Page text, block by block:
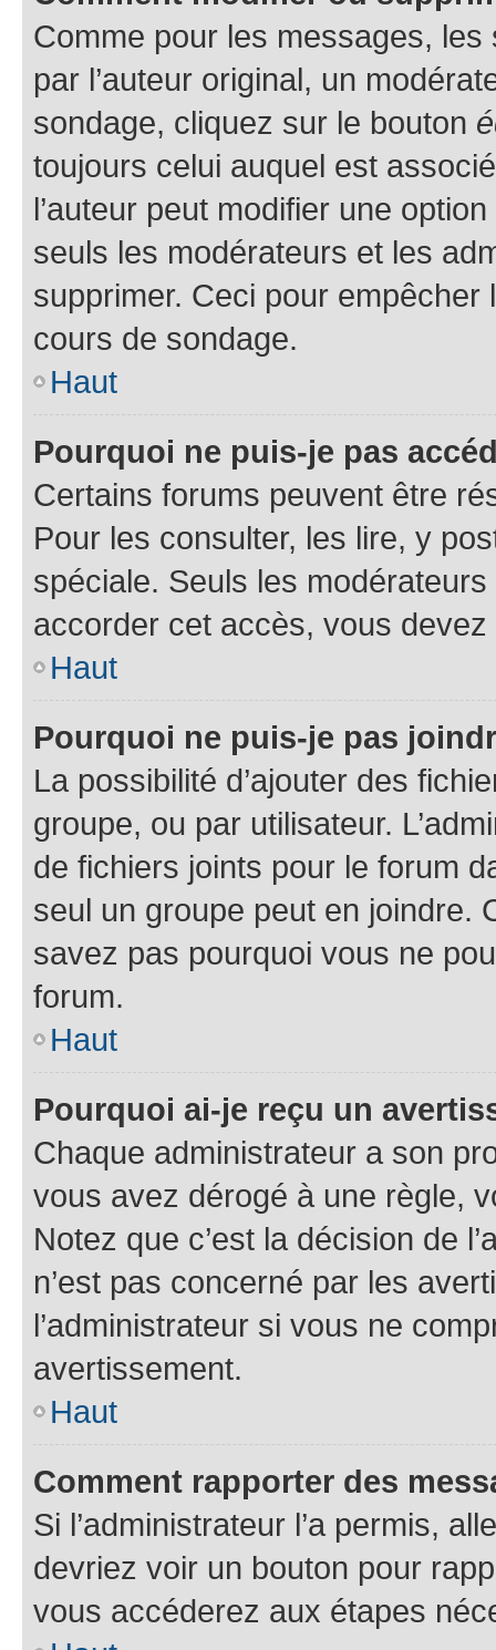
Comme pour les messages,
par l’auteur original, un
sondage, cliquez sur le bouton
toujours celui auquel est
l’auteur peut modifier une
seuls les modérateurs et les
supprimer. Ceci pour
cours de sondage.
Haut
Pourquoi ne puis-je pas
Certains forums peuvent être
Pour les consulter, les lire, y
spéciale. Seuls les
accorder cet accès, vous
Haut
Pourquoi ne puis-je pas
La possibilité d’ajouter des
groupe, ou par utilisateur.
de fichiers joints pour le forum
seul un groupe peut en joindre.
savez pas pourquoi vous ne
forum.
Haut
Pourquoi ai-je reçu un
Chaque administrateur a son
vous avez dérogé à une règle,
Notez que c’est la décision de
n’est pas concerné par les
l’administrateur si vous ne
avertissement.
Haut
Comment rapporter des
Si l’administrateur l’a permis,
devriez voir un bouton pour
vous accéderez aux étapes